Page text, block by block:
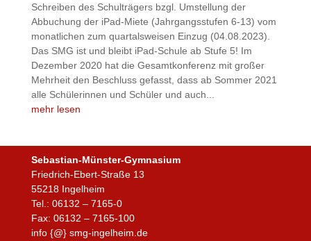
Schreiben des Schulträgers bzgl. Umstellung der
Abbuchung der iPad-Miete (Jahrgangsstufen 6-13) vom
monatlichen zum quartalsweisen Einzug (04.08.2023).
Das SMG ist und bleibt iPad-Schule ab Stufe 5! Im
Dezember 2020 hat die Gesamtkonferenz mit großer
Mehrheit den Beschluss gefasst, dass ab Sommer 2021
alle Schülerinnen und Schüler und auch...
mehr lesen
Sebastian-Münster-Gymnasium
Friedrich-Ebert-Straße 13
55218 Ingelheim
Tel.: 06132 – 7165-0
Fax: 06132 – 7165-100
info {@} smg-ingelheim.de